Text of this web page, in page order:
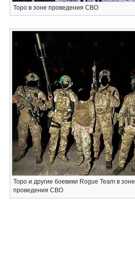
Торо в зоне проведения СВО
Торо и другие боевики Rogue Team в зоне
проведения СВО